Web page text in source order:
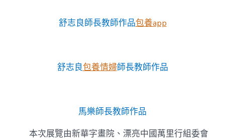
舒志良師長教師作品包養app
舒志良包養情婦師長教師作品
馬樂師長教師作品
本次展覽由新華字畫院、漂亮中國萬里行組委會